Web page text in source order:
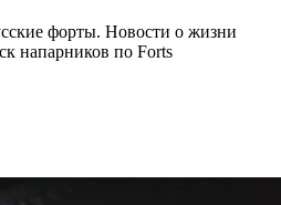
форты. Новости о жизни
напарников по Forts